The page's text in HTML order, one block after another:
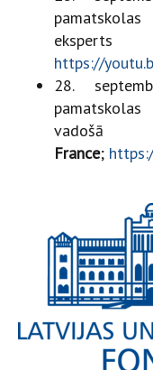
https://
28.
vadošā
France;